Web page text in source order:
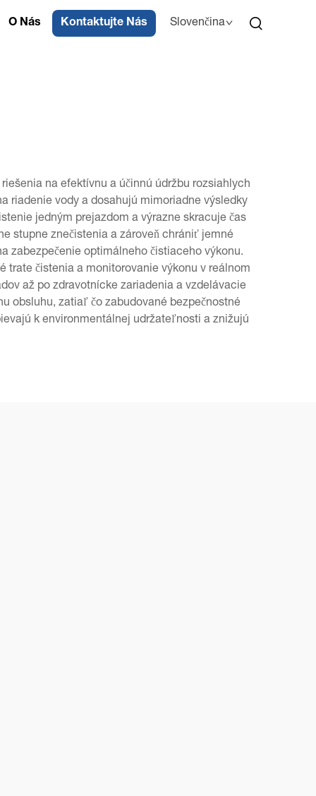
O Nás Kontaktujte Nás Slovenčina
na efektívnu a účinnú údržbu rozsiahlych
riadenie vody a dosahujú mimoriadne výsledky
jedným prejazdom a výrazne skracuje čas
stupne znečistenia a zároveň chrániť jemné
zabezpečenie optimálneho čistiaceho výkonu.
čistenia a monitorovanie výkonu v reálnom
až po zdravotnícke zariadenia a vzdelávacie
obsluhu, zatiaľ čo zabudované bezpečnostné
k environmentálnej udržateľnosti a znižujú